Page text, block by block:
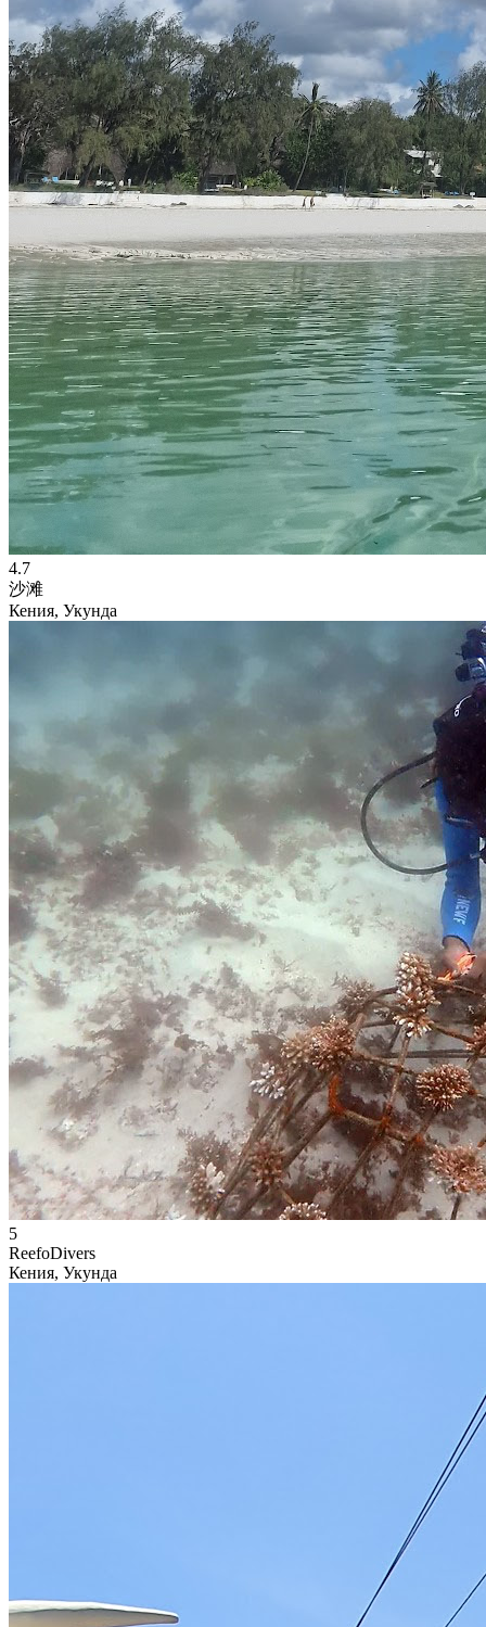
4.7
沙滩
Кения, Укунда
5
ReefoDivers
Кения, Укунда